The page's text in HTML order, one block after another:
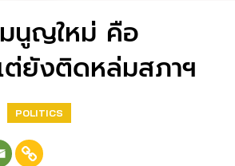
มนูญใหม่ คือ
ยังติดหล่มสภาฯ
POLITICS